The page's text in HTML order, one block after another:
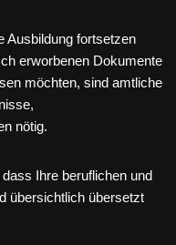
Ausbildung fortsetzen
erworbenen Dokumente
möchten, sind amtliche
nötig.
Ihre beruflichen und
übersichtlich übersetzt